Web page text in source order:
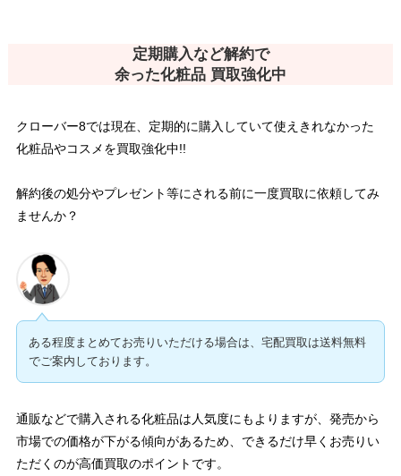
定期購入など解約で
余った化粧品 買取強化中
クローバー8では現在、定期的に購入していて使えきれなかった
化粧品やコスメを買取強化中!!
解約後の処分やプレゼント等にされる前に一度買取に依頼してみ
ませんか？
ある程度まとめてお売りいただける場合は、宅配買取は送料無料
でご案内しております。
通販などで購入される化粧品は人気度にもよりますが、発売から
市場での価格が下がる傾向があるため、できるだけ早くお売りい
ただくのが高価買取のポイントです。